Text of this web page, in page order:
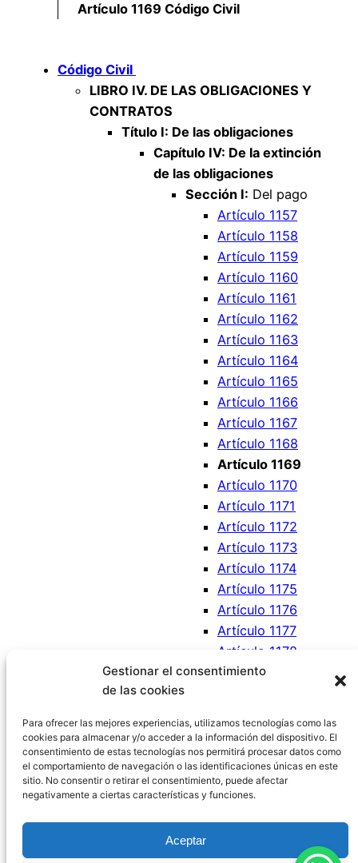
Gestionar el consentimiento
de las cookies
Para ofrecer las mejores experiencias, utilizamos tecnologías como las
cookies para almacenar y/o acceder a la información del dispositivo. El
consentimiento de estas tecnologías nos permitirá procesar datos como
el comportamiento de navegación o las identificaciones únicas en este
sitio. No consentir o retirar el consentimiento, puede afectar
negativamente a ciertas características y funciones.
Aceptar
Artículo 1169 Código Civil
Código Civil
LIBRO IV. DE LAS OBLIGACIONES Y
CONTRATOS
Título I: De las obligaciones
Capítulo IV: De la extinción
de las obligaciones
Sección I: Del pago
Artículo 1157
Artículo 1158
Artículo 1159
Artículo 1160
Artículo 1161
Artículo 1162
Artículo 1163
Artículo 1164
Artículo 1165
Artículo 1166
Artículo 1167
Artículo 1168
Artículo 1169
Artículo 1170
Artículo 1171
Artículo 1172
Artículo 1173
Artículo 1174
Artículo 1175
Artículo 1176
Artículo 1177
Artículo 1178
Artículo 1179